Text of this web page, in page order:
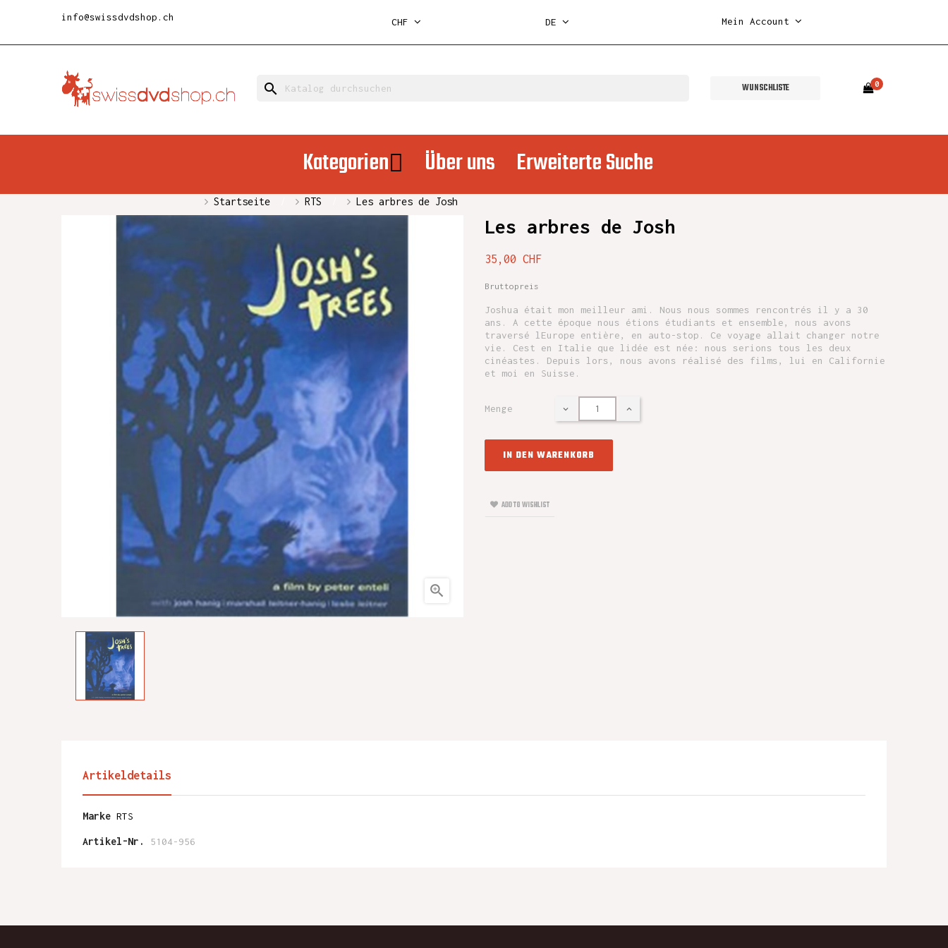
info@swissdvdshop.ch CHF DE Mein Account
search WUNSCHLISTE 0
Kategorien Über uns Erweiterte Suche
Startseite RTS Les arbres de Josh

Les arbres de Josh
35,00 CHF
Bruttopreis
Joshua était mon meilleur ami. Nous nous sommes rencontrés il y a 30
ans. A cette époque nous étions étudiants et ensemble, nous avons
traversé lEurope entière, en auto-stop. Ce voyage allait changer notre
vie. Cest en Italie que lidée est née: nous serions tous les deux
cinéastes. Depuis lors, nous avons réalisé des films, lui en Californie
et moi en Suisse.
Menge
IN DEN WARENKORB
ADD TO WISHLIST
Artikeldetails
Marke RTS
Artikel-Nr. 5104-956